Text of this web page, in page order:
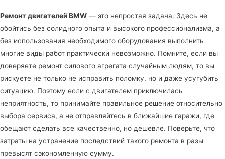
Ремонт двигателей BMW — это непростая задача. Здесь не
обойтись без солидного опыта и высокого профессионализма, а
без использования необходимого оборудования выполнить
многие виды работ практически невозможно. Помните, если вы
доверяете ремонт силового агрегата случайным людям, то вы
рискуете не только не исправить поломку, но и даже усугубить
ситуацию. Поэтому если с двигателем приключилась
неприятность, то принимайте правильное решение относительно
выбора сервиса, а не отправляйтесь в ближайшие гаражи, где
обещают сделать все качественно, но дешевле. Поверьте, что
затраты на устранение последствий такого ремонта в разы
превысят сэкономленную сумму.